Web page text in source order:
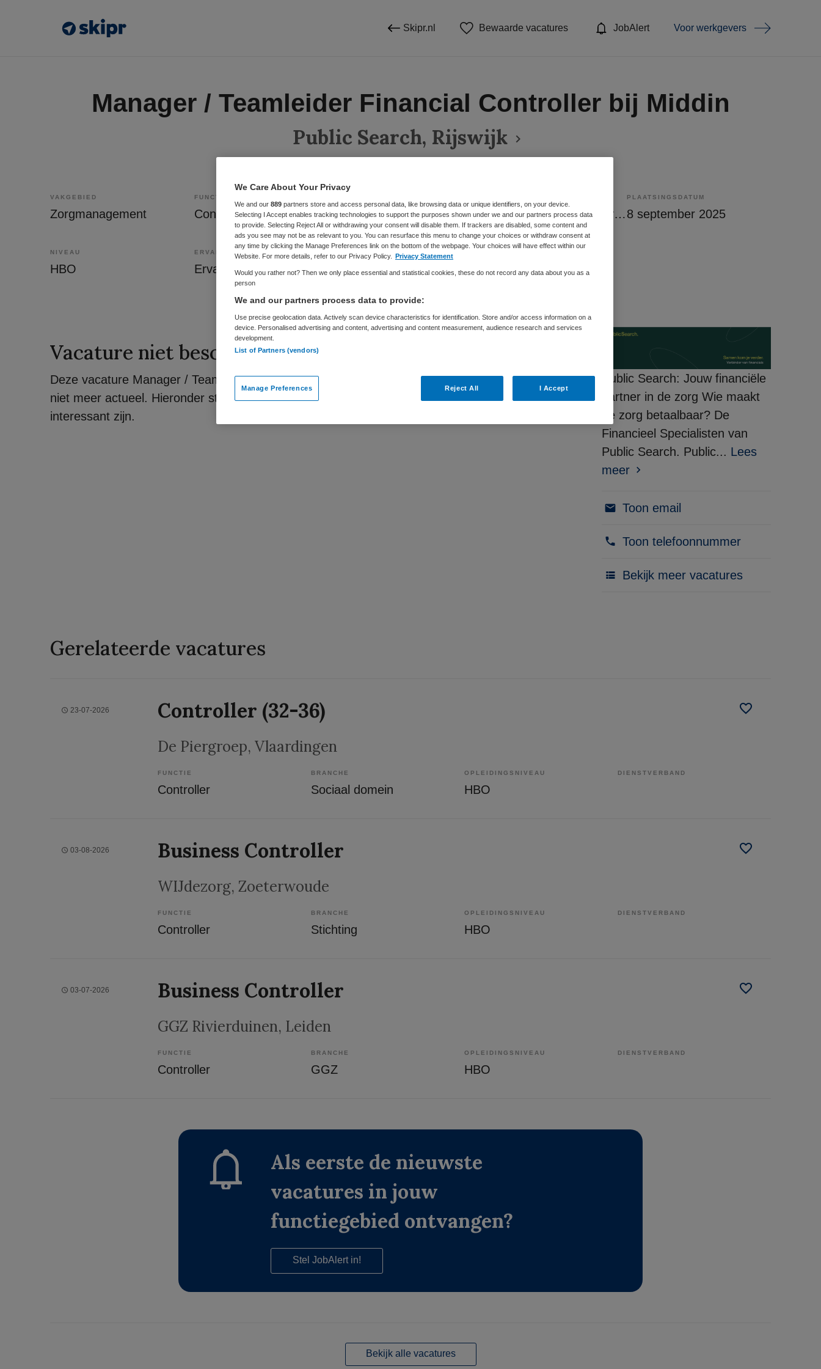
Skipr.nl Bewaarde vacatures JobAlert Voor werkgevers
Manager / Teamleider Financial Controller bij Middin
Public Search, Rijswijk
VAKGEBIED
Zorgmanagement
FUNCTIE
Controller Instelling/tehuis Tijdelijk met uitzicht op vast
PLAATSINGSDATUM
8 september 2025
NIVEAU
HBO
ERVARING
Ervaren Fulltime
Vacature niet beschikbaar
Deze vacature Manager / Teamleider Financial Controller bij Middin bij Public Search is
niet meer actueel. Hieronder staan enkele vergelijkbare vacatures die voor u wellicht
interessant zijn.
Public Search: Jouw financiële
partner in de zorg Wie maakt
de zorg betaalbaar? De
Financieel Specialisten van
Public Search. Public... Lees
meer
Toon email
Toon telefoonnummer
Bekijk meer vacatures
Gerelateerde vacatures
23-07-2026 Controller (32-36)
De Piergroep, Vlaardingen
FUNCTIE
Controller
BRANCHE
Sociaal domein
OPLEIDINGSNIVEAU
HBO
DIENSTVERBAND
03-08-2026 Business Controller
WIJdezorg, Zoeterwoude
FUNCTIE
Controller
BRANCHE
Stichting
OPLEIDINGSNIVEAU
HBO
DIENSTVERBAND
03-07-2026 Business Controller
GGZ Rivierduinen, Leiden
FUNCTIE
Controller
BRANCHE
GGZ
OPLEIDINGSNIVEAU
HBO
DIENSTVERBAND
Als eerste de nieuwste
vacatures in jouw
functiegebied ontvangen?
Stel JobAlert in!
Bekijk alle vacatures
We Care About Your Privacy
We and our 889 partners store and access personal data, like browsing data or unique identifiers, on your device.
Selecting I Accept enables tracking technologies to support the purposes shown under we and our partners process data
to provide. Selecting Reject All or withdrawing your consent will disable them. If trackers are disabled, some content and
ads you see may not be as relevant to you. You can resurface this menu to change your choices or withdraw consent at
any time by clicking the Manage Preferences link on the bottom of the webpage. Your choices will have effect within our
Website. For more details, refer to our Privacy Policy. Privacy Statement
Would you rather not? Then we only place essential and statistical cookies, these do not record any data about you as a
person
We and our partners process data to provide:
Use precise geolocation data. Actively scan device characteristics for identification. Store and/or access information on a
device. Personalised advertising and content, advertising and content measurement, audience research and services
development.
List of Partners (vendors)
Manage Preferences Reject All I Accept